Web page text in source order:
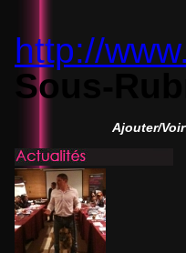
http://
Sous-
Ajouter/